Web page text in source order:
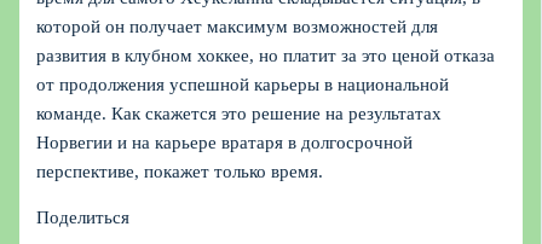
которой он получает максимум возможностей для
развития в клубном хоккее, но платит за это ценой отказа
от продолжения успешной карьеры в национальной
команде. Как скажется это решение на результатах
Норвегии и на карьере вратаря в долгосрочной
перспективе, покажет только время.
Поделиться